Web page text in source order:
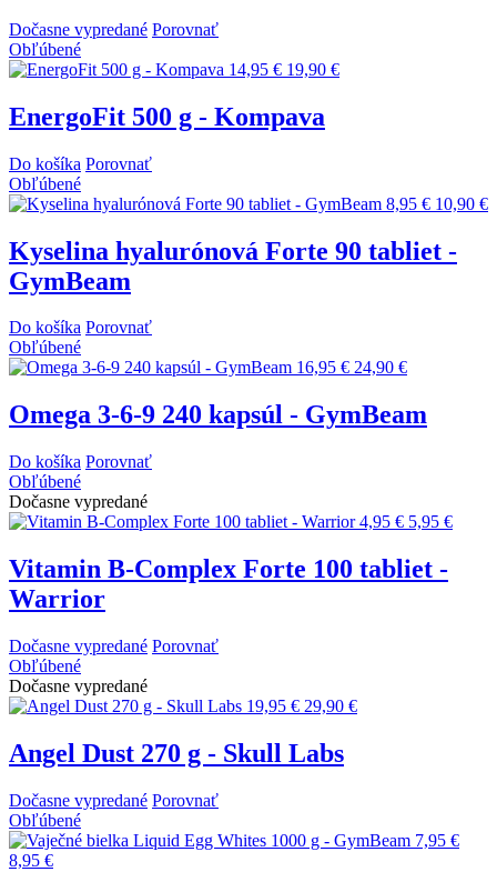
Dočasne vypredané Porovnať
Obľúbené
14,95 € 19,90 €
EnergoFit 500 g - Kompava
Do košíka Porovnať
Obľúbené
8,95 € 10,90 €
Kyselina hyalurónová Forte 90 tabliet -
GymBeam
Do košíka Porovnať
Obľúbené
16,95 € 24,90 €
Omega 3-6-9 240 kapsúl - GymBeam
Do košíka Porovnať
Obľúbené
Dočasne vypredané
4,95 € 5,95 €
Vitamin B-Complex Forte 100 tabliet -
Warrior
Dočasne vypredané Porovnať
Obľúbené
Dočasne vypredané
19,95 € 29,90 €
Angel Dust 270 g - Skull Labs
Dočasne vypredané Porovnať
Obľúbené
7,95 €
8,95 €